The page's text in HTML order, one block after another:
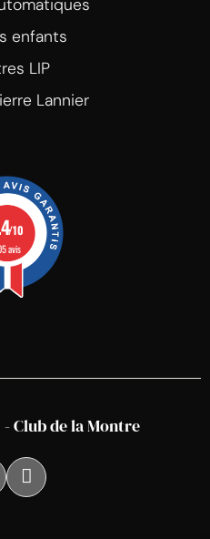
enfants
LIP
Lannier
/10
avis
Club de la Montre